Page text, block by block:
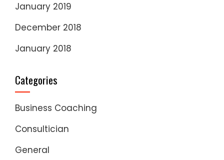
January 2019
December 2018
January 2018
Categories
Business Coaching
Consultician
General